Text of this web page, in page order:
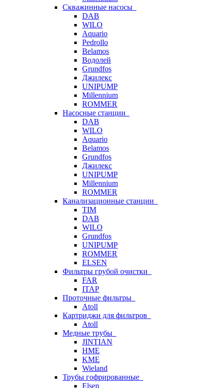
Скважинные насосы
DAB
WILO
Aquario
Pedrollo
Belamos
Водолей
Grundfos
Джилекс
UNIPUMP
Millennium
ROMMER
Насосные станции
DAB
WILO
Aquario
Belamos
Grundfos
Джилекс
UNIPUMP
Millennium
ROMMER
Канализационные станции
TIM
DAB
WILO
Grundfos
UNIPUMP
ROMMER
ELSEN
Фильтры грубой очистки
FAR
ITAP
Проточные фильтры
Atoll
Картриджи для фильтров
Atoll
Медные трубы
JINTIAN
HME
KME
Wieland
Трубы гофрированные
Elsen